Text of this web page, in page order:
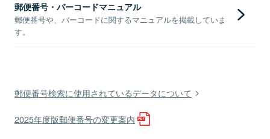
郵便番号・バーコードマニュアル
郵便番号や、バーコードに関するマニュアルを掲載していま
す。
郵便番号検索に使用されているデータについて
2025年度版郵便番号の変更案内